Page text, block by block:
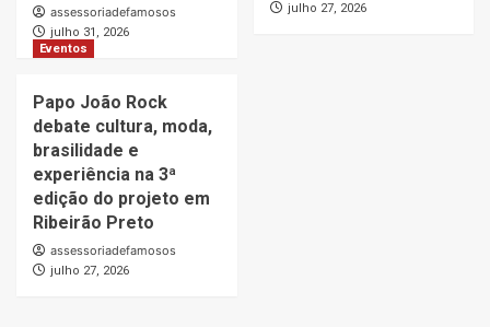
assessoriadefamosos
julho 31, 2026
julho 27, 2026
Eventos
Papo João Rock
debate cultura, moda,
brasilidade e
experiência na 3ª
edição do projeto em
Ribeirão Preto
assessoriadefamosos
julho 27, 2026